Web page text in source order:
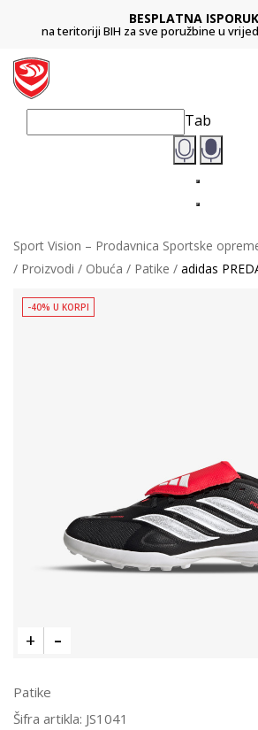
BESPLATNA
na teritoriji BIH za sve poružbine u
Tab
Sport Vision – Prodavnica Sportske
Proizvodi
Obuća Patike adidas
-40% U KORPI
Patike
Šifra artikla: JS1041